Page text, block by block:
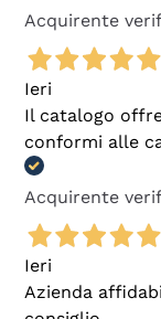
Acquirente
Ieri
Il catalogo
conformi alle
Acquirente
Ieri
Azienda